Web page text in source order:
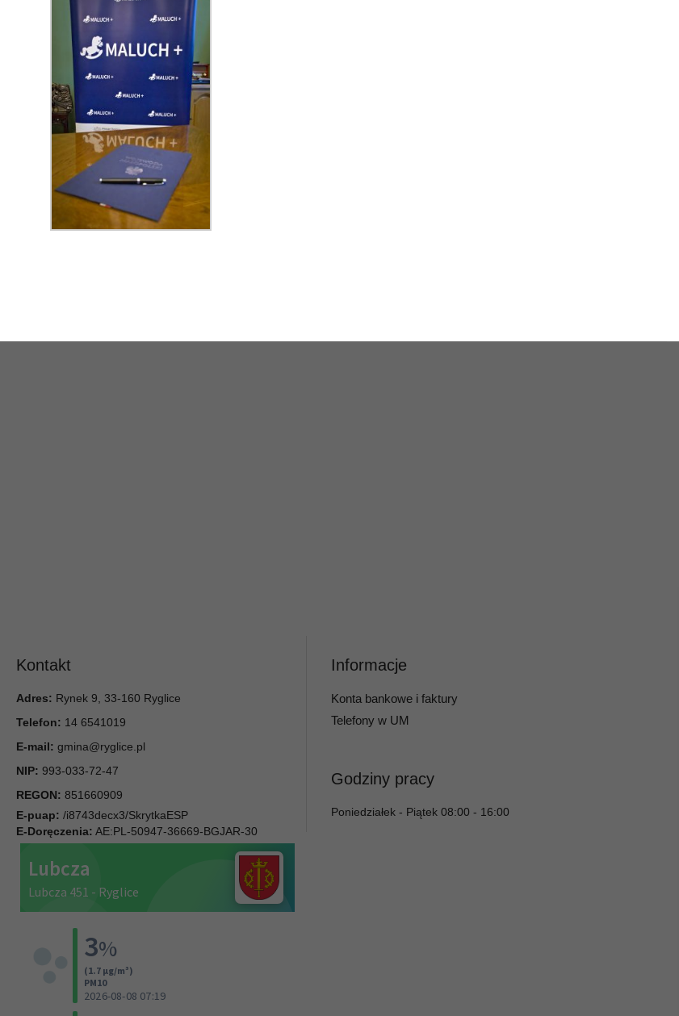
Kontakt
Adres: Rynek 9, 33-160 Ryglice
Telefon: 14 6541019
E-mail: gmina@ryglice.pl
NIP: 993-033-72-47
REGON: 851660909
E-puap: /i8743decx3/SkrytkaESP
E-Doręczenia: AE:PL-50947-36669-BGJAR-30
Informacje
Konta bankowe i faktury
Telefony w UM
Godziny pracy
Poniedziałek - Piątek 08:00 - 16:00